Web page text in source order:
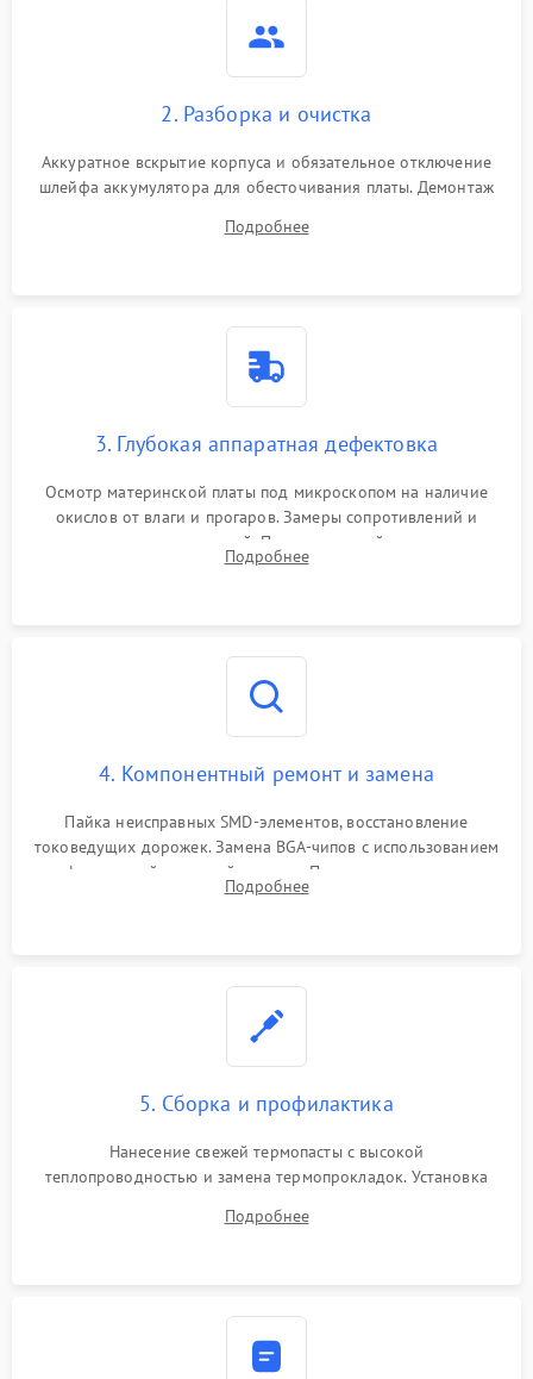
2. Разборка и очистка
Аккуратное вскрытие корпуса и обязательное отключение
шлейфа аккумулятора для обесточивания платы. Демонтаж
высохшей термопасты с кристаллов чипов.
Подробнее
3. Глубокая аппаратная дефектовка
Осмотр материнской платы под микроскопом на наличие
окислов от влаги и прогаров. Замеры сопротивлений и
дежурных напряжений. Проверка цепей питания,
мультиконтроллера, процессора и видеочипа.
Подробнее
4. Компонентный ремонт и замена
Пайка неисправных SMD-элементов, восстановление
токоведущих дорожек. Замена BGA-чипов с использованием
инфракрасной паяльной станции. Прошивка микросхемы
BIOS или замена поврежденных портов USB
Подробнее
5. Сборка и профилактика
Нанесение свежей термопасты с высокой
теплопроводностью и замена термопрокладок. Установка
шлейфов, модулей памяти и накопителей. Предварительная
Подробнее